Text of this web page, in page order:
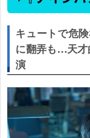
キュートで危
に翻弄も…天
演